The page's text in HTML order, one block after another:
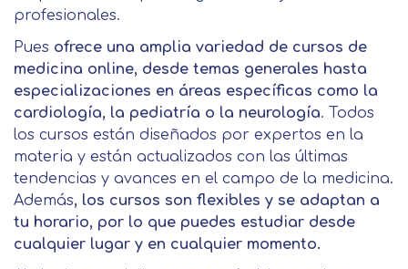
profesionales.
Pues ofrece una amplia variedad de cursos de
medicina online, desde temas generales hasta
especializaciones en áreas específicas como la
cardiología, la pediatría o la neurología. Todos
los cursos están diseñados por expertos en la
materia y están actualizados con las últimas
tendencias y avances en el campo de la medicina.
Además, los cursos son flexibles y se adaptan a
tu horario, por lo que puedes estudiar desde
cualquier lugar y en cualquier momento.